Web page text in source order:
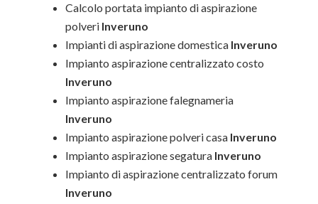
Calcolo portata impianto di aspirazione
polveri Inveruno
Impianti di aspirazione domestica Inveruno
Impianto aspirazione centralizzato costo
Inveruno
Impianto aspirazione falegnameria
Inveruno
Impianto aspirazione polveri casa Inveruno
Impianto aspirazione segatura Inveruno
Impianto di aspirazione centralizzato forum
Inveruno